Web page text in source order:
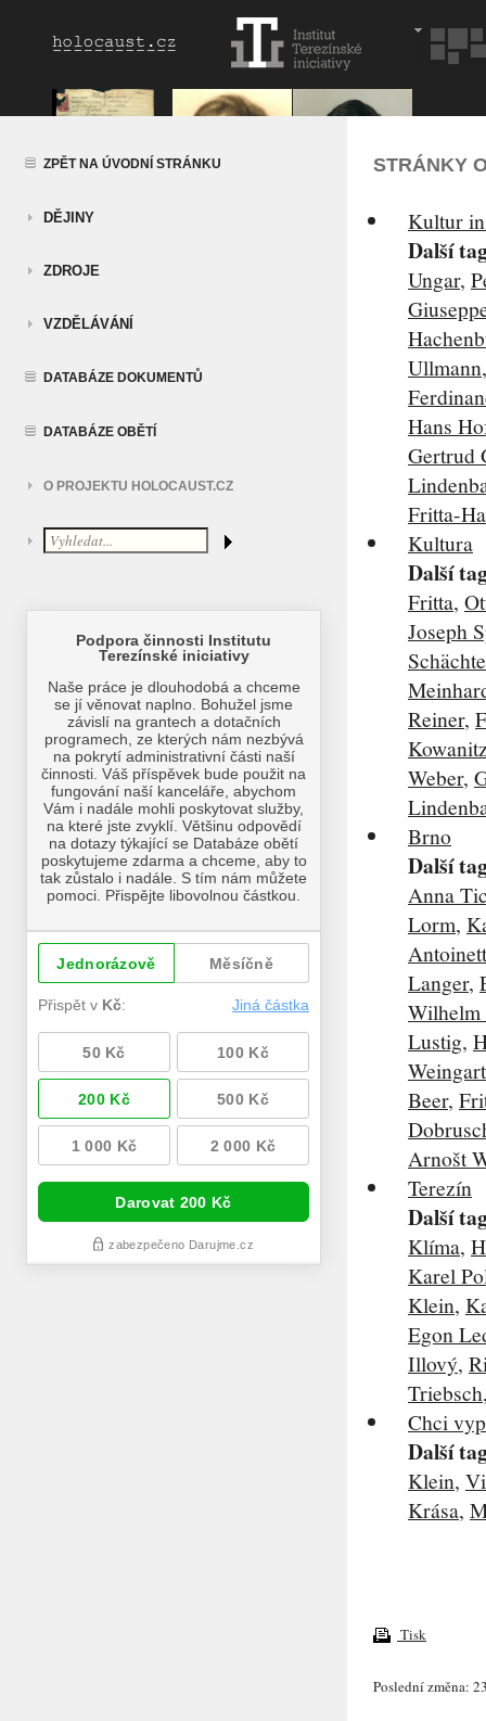
ZPĚT NA ÚVODNÍ STRÁNKU
DĚJINY
ZDROJE
VZDĚLÁVÁNÍ
DATABÁZE DOKUMENTŮ
DATABÁZE OBĚTÍ
O PROJEKTU HOLOCAUST.CZ
STRÁNKY
Kultur
Další
Ungar,
Ullmann
Hans
Gertrud
Fritta-
Kultura
Další
Fritta,
Joseph
Reiner,
Weber,
Brno
Další
Anna
Lorm,
Langer,
Wilhelm
Lustig,
Beer,
Arnošt
Terezín
Další
Klíma,
Karel
Klein,
Egon
Illový,
Triebsch
Chci
Další
Klein,
Krása,
Tisk
Poslední změna: